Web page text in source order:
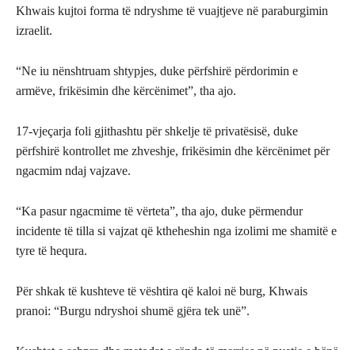
Khwais kujtoi forma të ndryshme të vuajtjeve në paraburgimin
izraelit.
“Ne iu nënshtruam shtypjes, duke përfshirë përdorimin e
armëve, frikësimin dhe kërcënimet”, tha ajo.
17-vjeçarja foli gjithashtu për shkelje të privatësisë, duke
përfshirë kontrollet me zhveshje, frikësimin dhe kërcënimet për
ngacmim ndaj vajzave.
“Ka pasur ngacmime të vërteta”, tha ajo, duke përmendur
incidente të tilla si vajzat që ktheheshin nga izolimi me shamitë e
tyre të hequra.
Për shkak të kushteve të vështira që kaloi në burg, Khwais
pranoi: “Burgu ndryshoi shumë gjëra tek unë”.